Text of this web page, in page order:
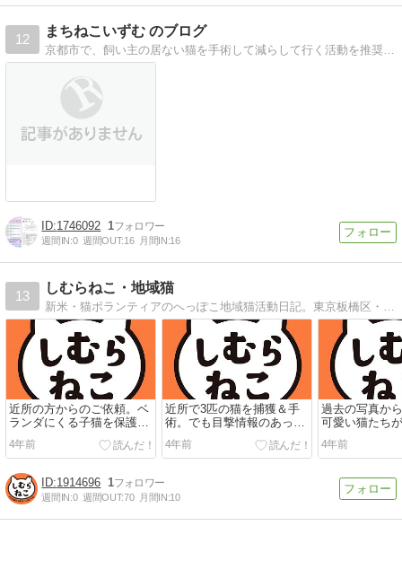
12
まちねこいずむ のブログ
京都市で、飼い主の居ない猫を手術して減らして行く活動を推奨しています。主に、広報活動、セミナー開催、チャリティライブ開催を行っています。
1746092 1
週間IN:0 週間OUT:16 月間IN:16
13
しむらねこ・地域猫
新米・猫ボランティアのへっぽこ地域猫活動日記。東京板橋区・志村坂上をママチャリで東奔西走。失敗しながら成長するのだ！
近所の方からのご依頼。ベ
ランダにくる子猫を保護し
て飼ってやりたいとのこ
と。ただ平日...
4年前
近所で3匹の猫を捕獲＆手
術。でも目撃情報のあった
子猫は捕まえられず。どこ
に行っちゃ...
4年前
過去の写真か
可愛い猫たち
のだからお店
して猫を飼...
4年前
1914696 1
週間IN:0 週間OUT:70 月間IN:10